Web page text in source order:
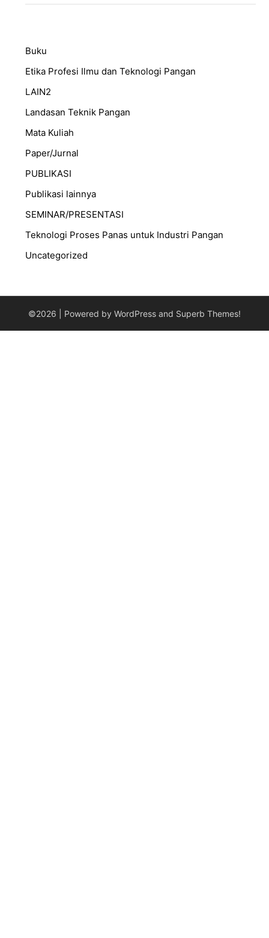
Buku
Etika Profesi Ilmu dan Teknologi Pangan
LAIN2
Landasan Teknik Pangan
Mata Kuliah
Paper/Jurnal
PUBLIKASI
Publikasi lainnya
SEMINAR/PRESENTASI
⁠Teknologi Proses Panas untuk Industri Pangan
Uncategorized
©2026 | Powered by WordPress and Superb Themes!